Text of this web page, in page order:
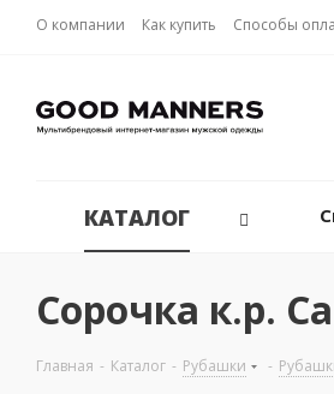
О компании Как купить Способы
КАТАЛОГ
Сорочка к.р.
Главная - Каталог - Рубашки -